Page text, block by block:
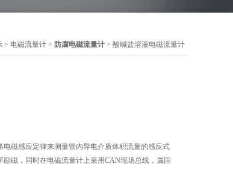
> 电磁流量计 > 防腐电磁流量计 > 酸碱盐溶液电磁流量计
磁感应定律来测量管内导电介质体积流量的感应式
磁，同时在电磁流量计上采用CAN现场总线，属国